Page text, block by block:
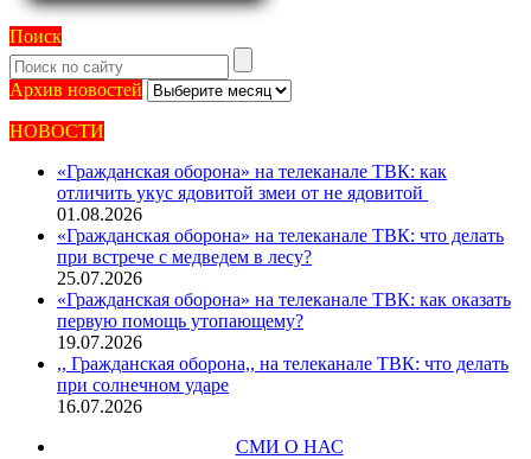
Поиск
Архив новостей
Архив
НОВОСТИ
«Гражданская оборона» на телеканале ТВК: как
отличить укус ядовитой змеи от не ядовитой
01.08.2026
«Гражданская оборона» на телеканале ТВК: что делать
при встрече с медведем в лесу?
25.07.2026
«Гражданская оборона» на телеканале ТВК: как оказать
первую помощь утопающему?
19.07.2026
,, Гражданская оборона,, на телеканале ТВК: что делать
при солнечном ударе
16.07.2026
СМИ О НАС